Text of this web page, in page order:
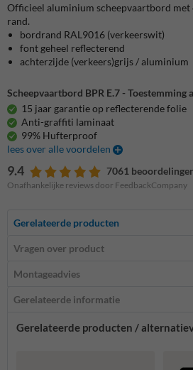
Officieel aluminium scheepvaartbord met
rand.
bordrand RAL9016 (verkeerswit)
font geheel reflecterend
achterzijde (verkeers)grijs / aluminium
Scheepvaartbord BPR E.7 - Toestemming
15 jaar garantie op reflecterende folie
Anti-graffiti laminaat
99% Hufterproof
lees over alle voordelen
9.4 7061
Onafhankelijke reviews door FeedbackCompany
Gerelateerde producten
Vragen over product
Montageadvies
Gerelateerde informatie
Gerelateerde producten /